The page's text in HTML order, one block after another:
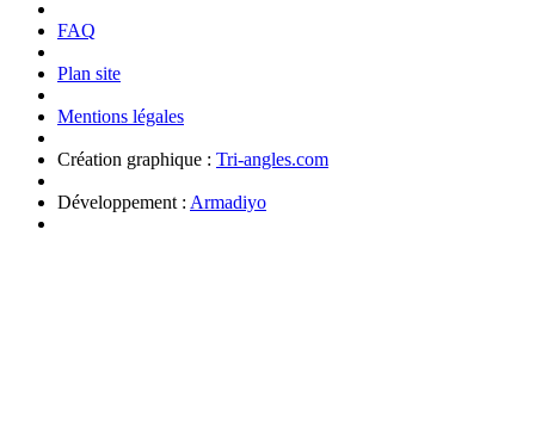
FAQ
Plan site
Mentions légales
Création graphique : Tri-angles.com
Développement : Armadiyo